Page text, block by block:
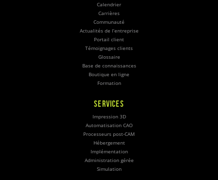
Calendrier
Carrières
Communauté
Actualités de l’entreprise
Portail client
Témoignages clients
Glossaire
Base de connaissances
Boutique en ligne
Formation
SERVICES
Impression 3D
Automatisation CAO
Processeurs post-CAM
Hébergement
Implémentation
Administration gérée
Simulation